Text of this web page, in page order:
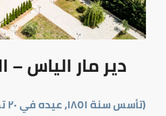
دير مار الياس –
(تأسس سنة١٨٥١، عيده في٢٠